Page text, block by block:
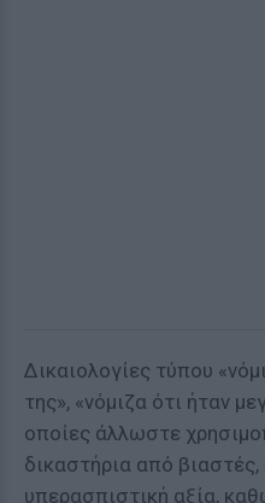
Δικαιολογίες τύπου
της», «νόμιζα ότι ήταν
οποίες άλλωστε
δικαστήρια από βιαστές,
υπερασπιστική αξία,